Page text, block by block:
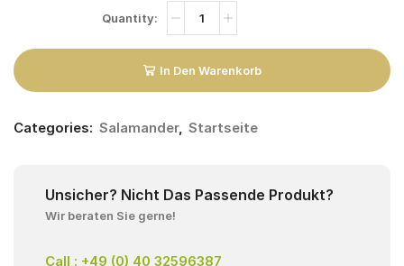
In Den Warenkorb
Categories: Salamander, Startseite
Unsicher? Nicht Das Passende Produkt?
Wir beraten Sie gerne!
Call : +49 (0) 40 32596387